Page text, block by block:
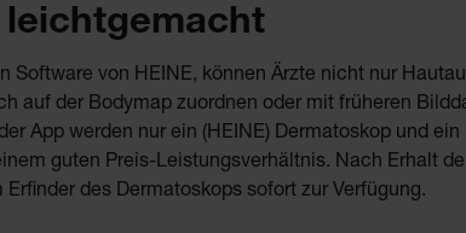
Software von HEINE, können Ärzte nicht nur
auf der Bodymap zuordnen oder mit früheren
App werden nur ein (HEINE) Dermatoskop und
guten Preis-Leistungsverhältnis. Nach Erhalt
des Dermatoskops sofort zur Verfügung.